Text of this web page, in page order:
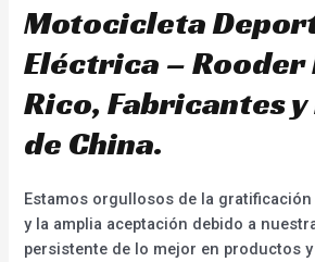
Motocicleta
Eléctrica –
Rico, Fabricantes
de China.
Estamos orgullosos de la
y la amplia aceptación debido a
persistente de lo mejor en productos